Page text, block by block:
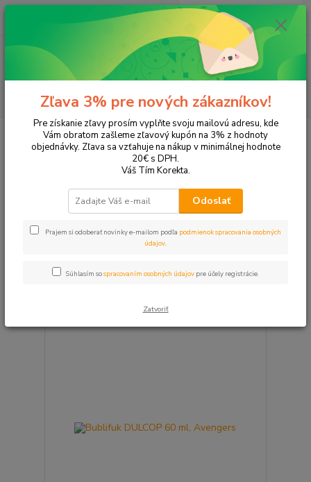
Hľadať
ks
za 0,00 EUR
Domácnosť Pre deti Bublifuky
Upresniť parametre
Najdrahšie
Zobrazujem 1-14 z 14
Zľava 3% pre nových zákazníkov!
Pre získanie zľavy prosím vyplňte svoju mailovú adresu, kde
Vám obratom zašleme zľavový kupón na 3% z hodnoty
objednávky. Zľava sa vzťahuje na nákup v minimálnej hodnote
20€ s DPH.
Váš Tím Korekta.
Odoslať
Prajem si odoberať novinky e-mailom podľa podmienok spracovania osobných
údajov.
Súhlasím sospracovaním osobných údajov pre účely registrácie.
Zatvoriť